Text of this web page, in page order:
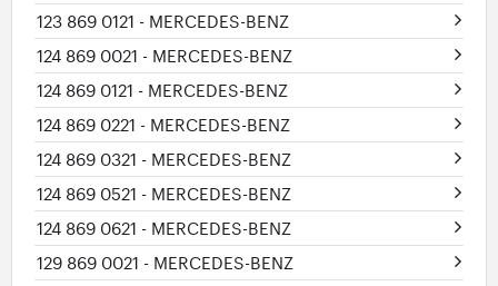
123 869 0121 - MERCEDES-BENZ
124 869 0021 - MERCEDES-BENZ
124 869 0121 - MERCEDES-BENZ
124 869 0221 - MERCEDES-BENZ
124 869 0321 - MERCEDES-BENZ
124 869 0521 - MERCEDES-BENZ
124 869 0621 - MERCEDES-BENZ
129 869 0021 - MERCEDES-BENZ